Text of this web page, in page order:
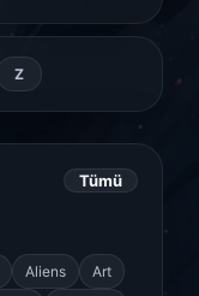
Z
Tümü
Aliens
Art